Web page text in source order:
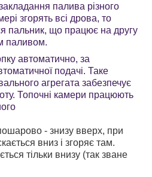
палива різного
згорять всі дрова, то
пальник, що працює на другу
паливом.
автоматично, за
подачі. Таке
агрегата забезпечує
Топочні камери працюють
- знизу вверх, при
вниз і згоряє там.
тільки внизу (так зване